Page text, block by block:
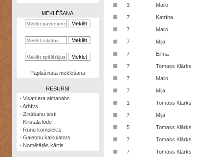
kalkulators
Nomētātās
MEKLĒŠANA
Paplašinātā meklēšana
RESURSI
· Visatcera almanahs
· Arhīvs
· Zināšanu testi
· Kristāla lode
· Rūnu komplekts
· Galeonu kalkulators
· Nomētātās kārtis
■ 3 Mailo
■ 7 Katrīna
■ 7 Mailo
■ 7 Mija
■ 7 Eilīna
■ 7 Tomass Klārks
■ 7 Mailo
■ 7 Mija
■ 1 Tomass Klārks
■ 7 Mija
■ 5 Tomass Klārks
■ 7 Tomass Klārks
■ 7 Tomass Klārks